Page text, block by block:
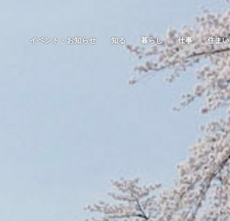
イベント・お知らせ 知る 暮らし 仕事 住まい